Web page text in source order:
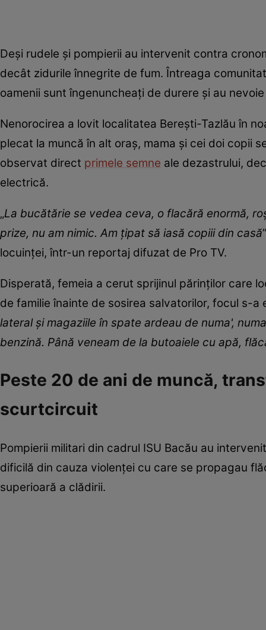
Deși rudele și pompierii au intervenit contra
decât zidurile înnegrite de fum. Întreaga
oamenii sunt îngenuncheați de durere și au
Nenorocirea a lovit localitatea Berești-Tazlău în
plecat la muncă în alt oraș, mama și cei doi copii
observat direct primele semne ale dezastrului,
electrică.
„La bucătărie se vedea ceva, o flacără enormă,
prize, nu am nimic. Am ţipat să iasă copiii din casă
locuinței, într-un reportaj difuzat de Pro TV.
Disperată, femeia a cerut sprijinul părinților care
de familie înainte de sosirea salvatorilor, focul s-
lateral şi magaziile în spate ardeau de numa',
benzină. Până veneam de la butoaiele cu apă,
Peste 20 de ani de muncă,
scurtcircuit
Pompierii militari din cadrul ISU Bacău au
dificilă din cauza violenței cu care se propagau
superioară a clădirii.